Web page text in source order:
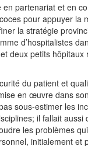
en partenariat et en
pour appuyer
la stratégie
d’hospitalistes
deux petits
du patient et
en œuvre dans
sous-estimer les
il fallait
les problèmes
initialement